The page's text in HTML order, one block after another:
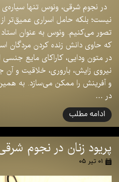
در نجوم شرقی، ونوس تنها
نیست؛ بلکه حامل اسراری عمیق‌تر
تصور می‌کنیم. ونوس به عنوان
که حاوی دانش زنده کردن مردگان
در متون ودایی، کاراکای مایع
نیروی زایش، باروری، خلاقیت و
و آفرینش را ممکن می‌سازد. به
در …
ادامه مطلب
پریود زنان در نجوم
۰۱ تیر ۰۵